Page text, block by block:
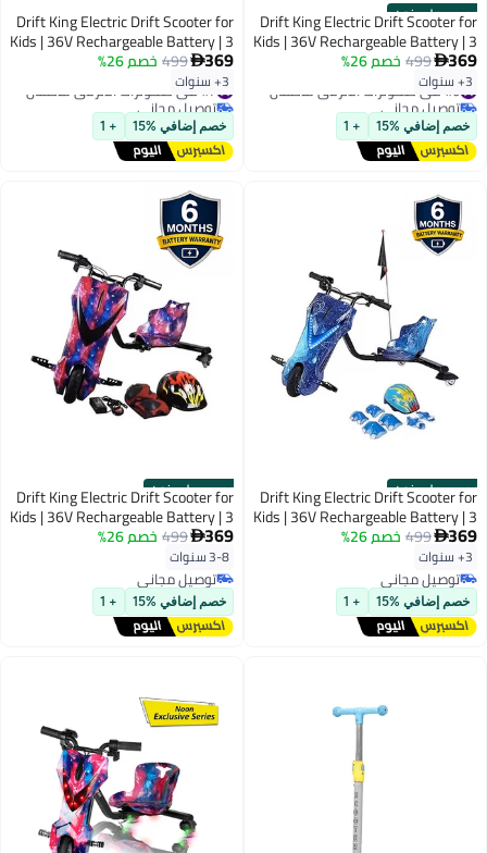
حصري على نون
Drift King Electric Drift Scooter for
Kids | 36V Rechargeable Battery | 3
Adjustable Speeds | Bluetooth
Music | LED Front Light | Digital
Display | Hand Brake | Black | Ages
3-8 years | 6 Month Battery
Warranty
369
499 خصم 26%
3+ سنوات #6 في سكوترات الانزلاق للأطفال
توصيل مجاني
#6 في سكوترات الانزلاق للأطفال
خصم إضافي %15 + 1
Drift King Electric Drift Scooter for
Kids | 36V Rechargeable Battery | 3
Adjustable Speeds | Bluetooth
Music | LED Front Light | Digital
Display | Hand Brake | Red | Ages
3-8 years | 6 Month Battery
Warranty
369
499 خصم 26%
3+ سنوات #7 في سكوترات الانزلاق للأطفال
توصيل مجاني
#7 في سكوترات الانزلاق للأطفال
خصم إضافي %15 + 1
حصري على نون
Drift King Electric Drift Scooter for
Kids | 36V Rechargeable Battery | 3
Adjustable Speeds | Bluetooth
Music | LED Front Light | Digital
Display | Hand Brake | blue | Ages
3-8 years | 6 Month Battery
Warranty
369
499 خصم 26%
3+ سنوات
توصيل مجاني
توصيل مجاني
خصم إضافي %15 + 1
حصري على نون
Drift King Electric Drift Scooter for
Kids | 36V Rechargeable Battery | 3
Adjustable Speeds | Bluetooth
Music | LED Front Light | Digital
Display | Hand Brake | Pink | Ages
3-8 years | 6 Month Battery
Warranty
369
499 خصم 26%
3-8 سنوات
توصيل مجاني
توصيل مجاني
خصم إضافي %15 + 1